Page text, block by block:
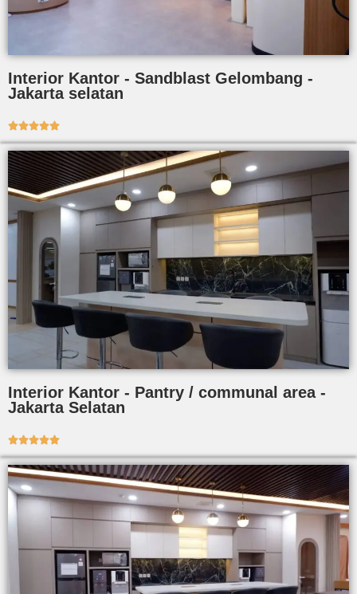
Interior Kantor - Sandblast Gelombang -
Jakarta selatan

Interior Kantor - Pantry / communal area -
Jakarta Selatan
